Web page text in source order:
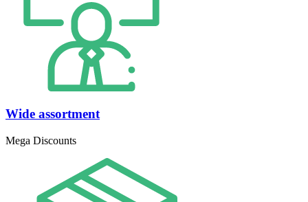
Wide assortment
Mega Discounts